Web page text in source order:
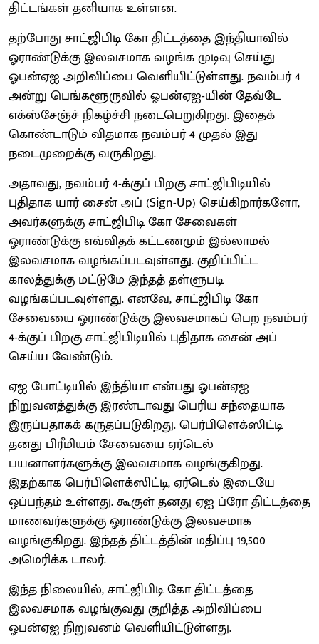
திட்டங்கள் தனியாக உள்ளன.
தற்போது சாட்ஜிபிடி கோ திட்டத்தை இந்தியாவில்
ஓராண்டுக்கு இலவசமாக வழங்க முடிவு செய்து
ஓபன்ஏஐ அறிவிப்பை வெளியிட்டுள்ளது. நவம்பர் 4
அன்று பெங்களூருவில் ஓபன்ஏஐ-யின் தேவ்டே
எக்ஸ்சேஞ்ச் நிகழ்ச்சி நடைபெறுகிறது. இதைக்
கொண்டாடும் விதமாக நவம்பர் 4 முதல் இது
நடைமுறைக்கு வருகிறது.
அதாவது, நவம்பர் 4-க்குப் பிறகு சாட்ஜிபிடியில்
புதிதாக யார் சைன் அப் (Sign-Up) செய்கிறார்களோ,
அவர்களுக்கு சாட்ஜிபிடி கோ சேவைகள்
ஓராண்டுக்கு எவ்விதக் கட்டணமும் இல்லாமல்
இலவசமாக வழங்கப்படவுள்ளது. குறிப்பிட்ட
காலத்துக்கு மட்டுமே இந்தத் தள்ளுபடி
வழங்கப்படவுள்ளது. எனவே, சாட்ஜிபிடி கோ
சேவையை ஓராண்டுக்கு இலவசமாகப் பெற நவம்பர்
4-க்குப் பிறகு சாட்ஜிபிடியில் புதிதாக சைன் அப்
செய்ய வேண்டும்.
ஏஐ போட்டியில் இந்தியா என்பது ஓபன்ஏஐ
நிறுவனத்துக்கு இரண்டாவது பெரிய சந்தையாக
இருப்பதாகக் கருதப்படுகிறது. பெர்பிளெக்ஸிட்டி
தனது பிரீமியம் சேவையை ஏர்டெல்
பயனாளர்களுக்கு இலவசமாக வழங்குகிறது.
இதற்காக பெர்பிளெக்ஸிட்டி, ஏர்டெல் இடையே
ஒப்பந்தம் உள்ளது. கூகுள் தனது ஏஐ ப்ரோ திட்டத்தை
மாணவர்களுக்கு ஓராண்டுக்கு இலவசமாக
வழங்குகிறது. இந்தத் திட்டத்தின் மதிப்பு 19,500
அமெரிக்க டாலர்.
இந்த நிலையில், சாட்ஜிபிடி கோ திட்டத்தை
இலவசமாக வழங்குவது குறித்த அறிவிப்பை
ஓபன்ஏஐ நிறுவனம் வெளியிட்டுள்ளது.